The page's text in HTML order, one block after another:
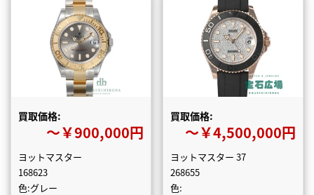
買取価格:
〜￥900,000円
ヨットマスター
168623
色:グレー
買取価格:
〜￥4,500,000円
ヨットマスター 37
268655
色: